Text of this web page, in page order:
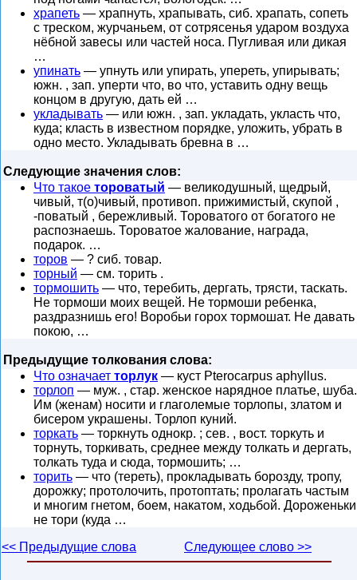
храпеть — храпнуть, храпывать, сиб. храпать, сопеть
с треском, журчаньем, от сотрясенья ударом воздуха
нёбной завесы или частей носа. Пугливая или дикая
…
упинать — упнуть или упирать, упереть, упирывать;
южн. , зап. уперти что, во что, уставить одну вещь
концом в другую, дать ей …
укладывать — или южн. , зап. укладать, укласть что,
куда; класть в известном порядке, уложить, убрать в
одно место. Укладывать бревна в …
Следующие значения слов:
Что такое тороватый — великодушный, щедрый,
чивый, т(о)чивый, противоп. прижимистый, скупой ,
-поватый , бережливый. Тороватого от богатого не
распознаешь. Тороватое жалование, награда,
подарок. …
торов — ? сиб. товар.
торный — см. торить .
тормошить — что, теребить, дергать, трясти, таскать.
Не тормоши моих вещей. Не тормоши ребенка,
раздразнишь его! Воробьи горох тормошат. Не давать
покою, …
Предыдущие толкования слова:
Что означает торлук — куст Pterocarpus aphyllus.
торлоп — муж. , стар. женское нарядное платье, шуба.
Им (женам) носити и глаголемые торлопы, златом и
бисером украшены. Торлоп куний.
торкать — торкнуть однокр. ; сев. , вост. торкуть и
торнуть, торкивать, среднее между толкать и дергать,
толкать туда и сюда, тормошить; …
торить — что (тереть), прокладывать борозду, тропу,
дорожку; протолочить, протоптать; пролагать частым
и многим гнетом, боем, накатом, ходьбой. Дороженьки
не тори (куда …
<< Предыдущие слова
Следующее слово >>